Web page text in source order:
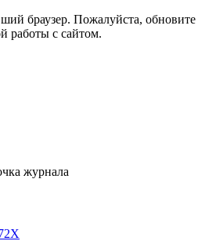
браузер. Пожалуйста, обновите
работы с сайтом.
журнала